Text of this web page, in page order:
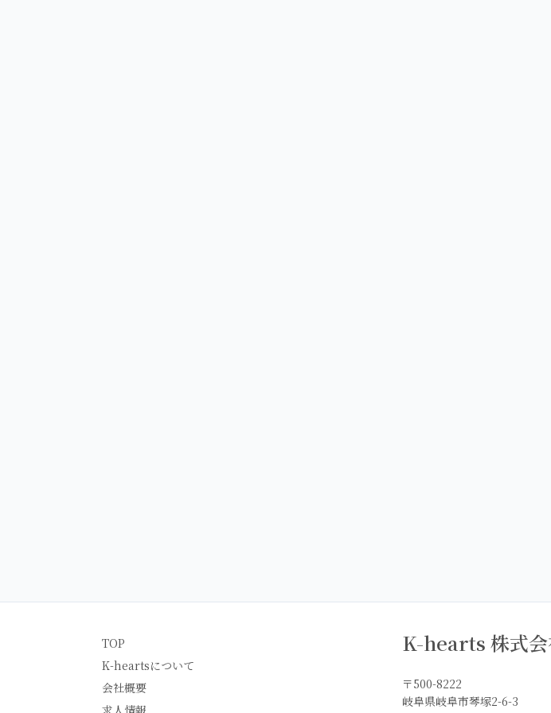
TOP
K-heartsについて
会社概要
求人情報
K-hearts 株式
〒500-8222
岐阜県岐阜市琴塚2-6-3